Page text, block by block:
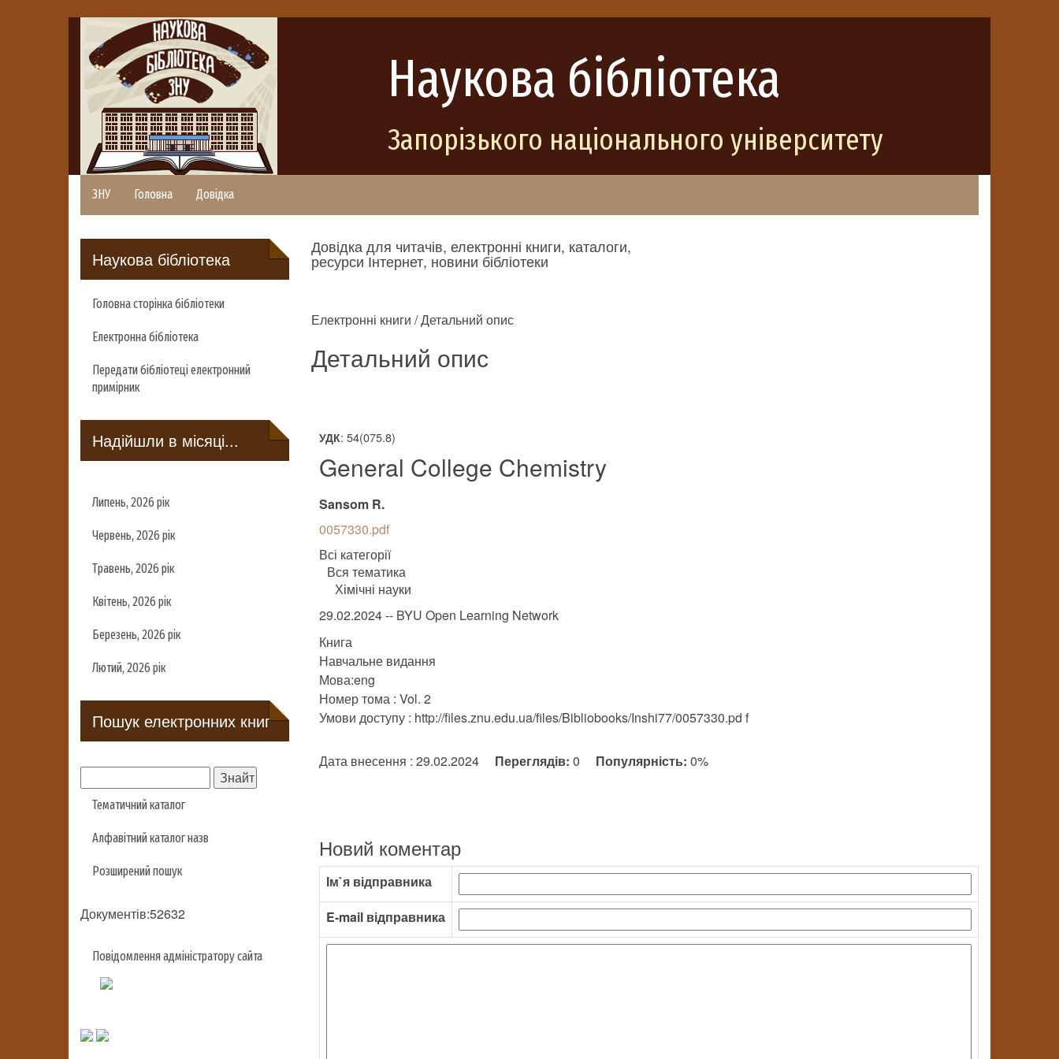
Наукова бібліотека
Запорізького національного університету
ЗНУ Головна Довідка
Наукова бібліотека
Головна сторінка бібліотеки
Електронна бібліотека
Передати бібліотеці електронний
примірник
Надійшли в місяці...
Липень, 2026 рік
Червень, 2026 рік
Травень, 2026 рік
Квітень, 2026 рік
Березень, 2026 рік
Лютий, 2026 рік
Пошук електронних книг
Тематичний каталог
Алфавітний каталог назв
Розширений пошук
Документів:52632
Повідомлення адміністратору сайта
Довідка для читачів, електронні книги, каталоги,
ресурси Інтернет, новини бібліотеки
Електронні книги / Детальний опис
Детальний опис
УДК: 54(075.8)
General College Chemistry
Sansom R.
0057330.pdf
Всі категорії
Вся тематика
Хімічні науки
29.02.2024 -- BYU Open Learning Network
Книга
Навчальне видання
Мова:eng
Номер тома : Vol. 2
Умови доступу : http://files.znu.edu.ua/files/Bibliobooks/Inshi77/0057330.pd f
Дата внесення : 29.02.2024 Переглядів: 0 Популярність: 0%
Новий коментар
Ім`я відправника
E-mail відправника